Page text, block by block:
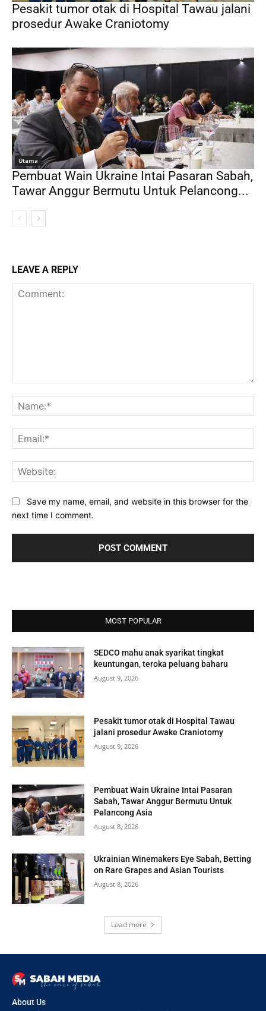
Pesakit tumor otak di Hospital Tawau jalani
prosedur Awake Craniotomy
Utama
Pembuat Wain Ukraine Intai Pasaran Sabah,
Tawar Anggur Bermutu Untuk Pelancong...
LEAVE A REPLY
Save my name, email, and website in this browser for the
next time I comment.
MOST POPULAR
SEDCO mahu anak syarikat tingkat
keuntungan, teroka peluang baharu
August 9, 2026
Pesakit tumor otak di Hospital Tawau
jalani prosedur Awake Craniotomy
August 9, 2026
Pembuat Wain Ukraine Intai Pasaran
Sabah, Tawar Anggur Bermutu Untuk
Pelancong Asia
August 8, 2026
Ukrainian Winemakers Eye Sabah, Betting
on Rare Grapes and Asian Tourists
August 8, 2026
Load more
About Us